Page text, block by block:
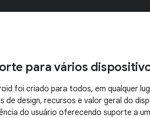
para vários
foi criado para todos, em qualquer
de design, recursos e valor geral do
do usuário oferecendo suporte a